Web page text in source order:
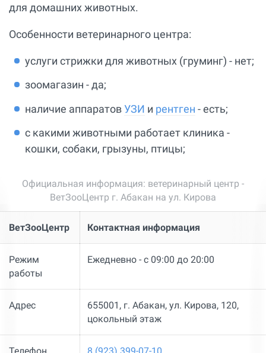
для домашних животных.
Особенности ветеринарного центра:
услуги стрижки для животных (груминг) - нет;
зоомагазин - да;
наличие аппаратов УЗИ и рентген - есть;
с какими животными работает клиника -
кошки, собаки, грызуны, птицы;
Официальная информация: ветеринарный центр -
ВетЗооЦентр г. Абакан на ул. Кирова
ВетЗооЦентр Контактная информация
Режим
работы
Ежедневно - с 09:00 до 20:00
Адрес
655001, г. Абакан, ул. ​​Кирова, 120, ​
цокольный этаж